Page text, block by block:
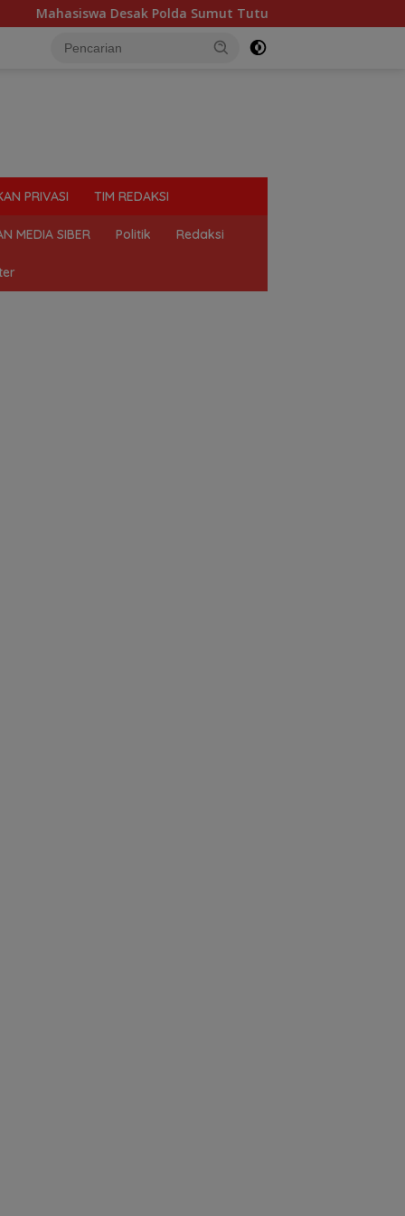
Sumut Tutup Dugaan Lokasi Judi “Las Vegas” di Brahrang
PRIVASI TIM REDAKSI
MEDIA SIBER Politik Redaksi